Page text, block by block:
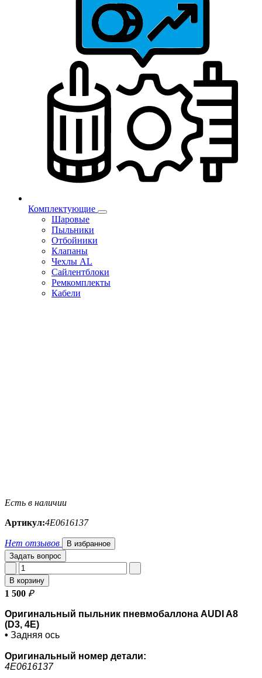
Комплектующие
Шаровые
Пыльники
Отбойники
Клапаны
Чехлы AL
Сайлентблоки
Ремкомплекты
Кабели
Есть в наличии
Артикул:4E0616137
Нет отзывов
В избранное
Задать вопрос
В корзину
1 500 ₽
Оригинальный пыльник пневмобаллона AUDI A8
(D3, 4E)
• Задняя ось
Оригинальный номер детали:
4E0616137